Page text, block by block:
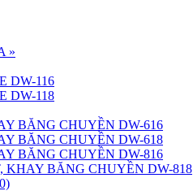
»
DW-116
DW-118
BĂNG CHUYỀN DW-616
BĂNG CHUYỀN DW-618
BĂNG CHUYỀN DW-816
KHAY BĂNG CHUYỀN DW-818